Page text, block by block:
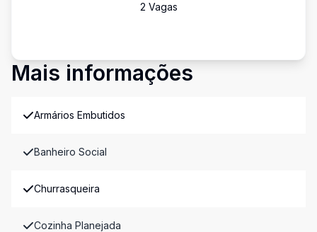
2 Vagas
Mais informações
Armários Embutidos
Banheiro Social
Churrasqueira
Cozinha Planejada